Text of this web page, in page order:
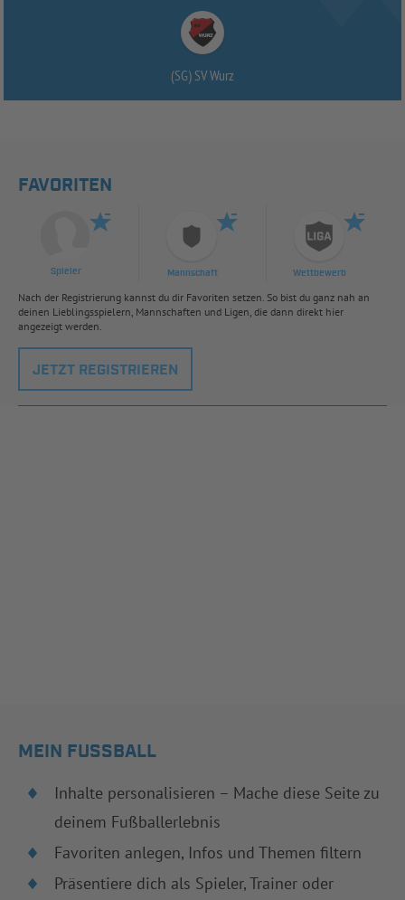
(SG) SV Wurz
FAVORITEN
Spieler Mannschaft Wettbewerb
Nach der Registrierung kannst du dir Favoriten setzen. So bist du ganz nah an
deinen Lieblingsspielern, Mannschaften und Ligen, die dann direkt hier
angezeigt werden.
JETZT REGISTRIEREN
MEIN FUSSBALL
Inhalte personalisieren – Mache diese Seite zu
deinem Fußballerlebnis
Favoriten anlegen, Infos und Themen filtern
Präsentiere dich als Spieler, Trainer oder